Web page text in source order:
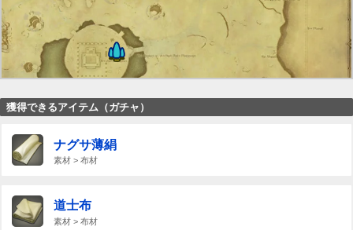
獲得できるアイテム（ガチャ）
ナグサ薄絹
素材 > 布材
道士布
素材 > 布材